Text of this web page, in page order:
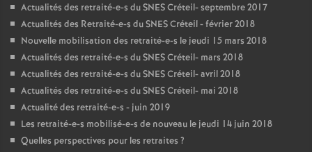
Actualités des retraité-e-s duSNESCréteil- septembre 2017
Actualités des Retraité-e-s duSNESCréteil - février 2018
Nouvelle mobilisation des retraité-e-s le jeudi 15 mars 2018
Actualités des retraité-e-s duSNESCréteil- mars 2018
Actualités des retraité-e-s duSNESCréteil- avril 2018
Actualités des retraité-e-s duSNESCréteil- mai 2018
Actualité des retraité-e-s - juin 2019
Les retraité-e-s mobilisé-e-s de nouveau le jeudi 14 juin 2018
Quelles perspectives pour les retraites ?